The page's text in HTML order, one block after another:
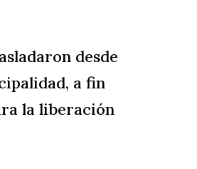
desde
a fin
la liberación